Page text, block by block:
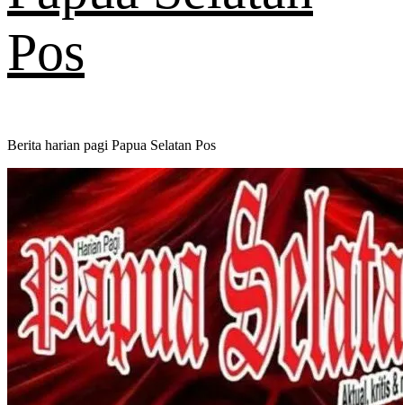
Pos
Berita harian pagi Papua Selatan Pos
Primary